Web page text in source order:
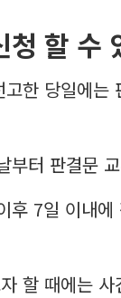
청 할 수
한 당일에
부터 판결문
후 7일 이내
할 때에는